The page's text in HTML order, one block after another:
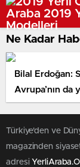
Ne Kadar
Bilal Erdoğan:
Avrupa’nın da
Türkiye'den ve
magazinden
adresi